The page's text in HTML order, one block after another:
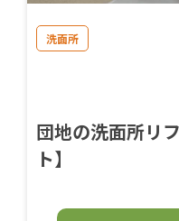
洗面所
団地の洗面所リ
ト】